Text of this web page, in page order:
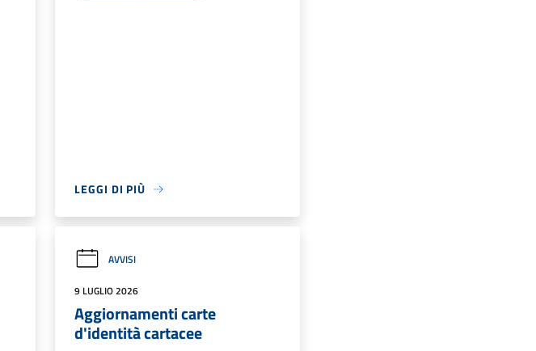
LEGGI DI PIÙ
AVVISI
9 LUGLIO 2026
Aggiornamenti carte
d'identità cartacee